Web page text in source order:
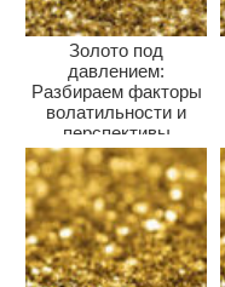
Золото под
давлением:
Разбираем факторы
волатильности и
перспективы
драгметалла для
инвесторов